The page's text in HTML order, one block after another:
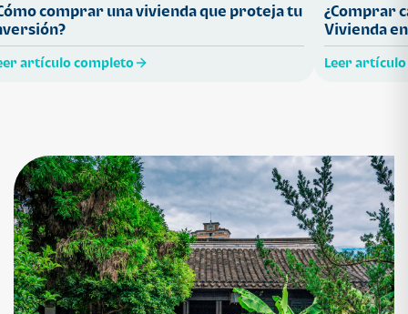
comprar una vivienda que proteja tu
artículo completo
¿Comprar
Vivienda
Leer